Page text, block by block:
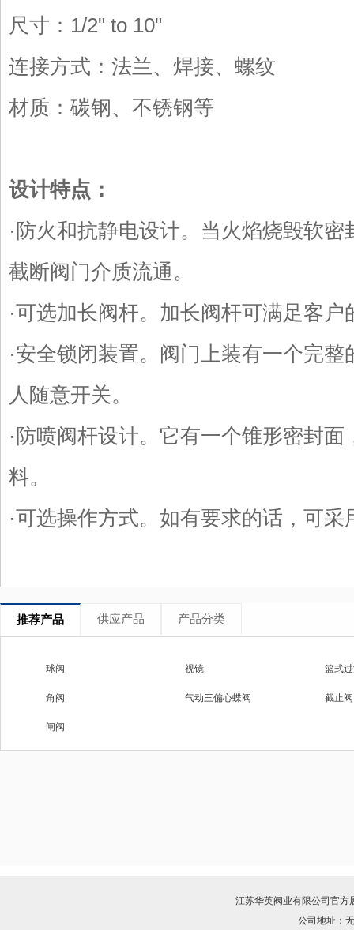
尺寸：1/2" to 10"
连接方式：法兰、焊接、螺纹
材质：碳钢、不锈钢等
设计特点：
·防火和抗静电设计。当火焰烧毁软
截断阀门介质流通。
·可选加长阀杆。加长阀杆可满足客
·安全锁闭装置。阀门上装有一个完
人随意开关。
·防喷阀杆设计。它有一个锥形密封
料。
·可选操作方式。如有要求的话，可
推荐产品 供应产品 产品分类
球阀 视镜 篮式
角阀 气动三偏心蝶阀 截止阀
闸阀
江苏华英阀业有限公司 官方
公司地址：